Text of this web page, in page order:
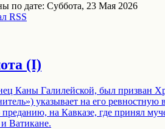
по дате: Суббота, 23 Мая 2026
RSS
(I)
Каны Галилейской, был призван
указывает на его
на Кавказе, где принял
Ватикане.